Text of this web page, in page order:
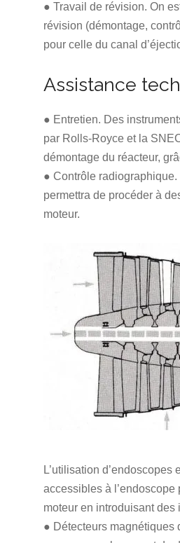
● Travail de révision. On
révision (démontage,
pour celle du canal
Assistance
● Entretien. Des
par Rolls-Royce et la
démontage du réacteur,
● Contrôle
permettra de procéder à
moteur.
L’utilisation
accessibles à l’endoscope
moteur en introduisant des
● Détecteurs magnétiques